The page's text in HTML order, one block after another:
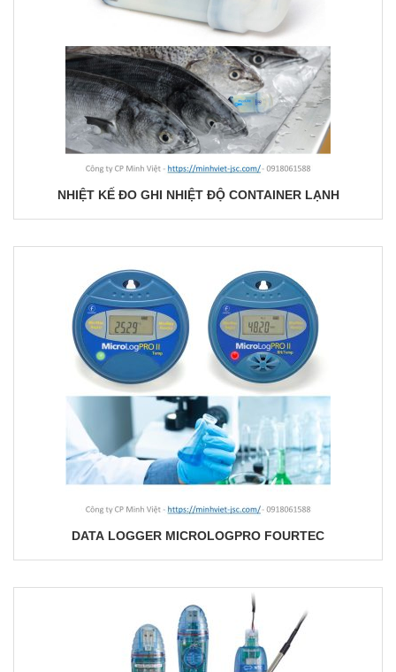
NHIỆT KẾ ĐO GHI NHIỆT ĐỘ CONTAINER LẠNH
DATA LOGGER MICROLOGPRO FOURTEC